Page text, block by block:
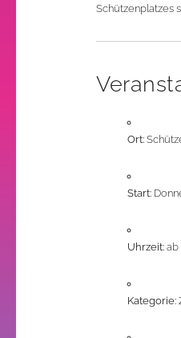
Schützenplatzes
Ort:
Start:
Uhrzeit: ab
Kategorie: